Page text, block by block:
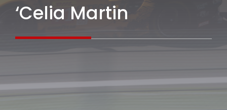
‘Celia Martin